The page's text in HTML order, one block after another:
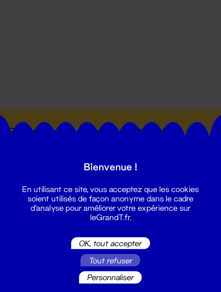
Suivez toutes les actualités du
Bienvenue !
En utilisant ce site, vous acceptez que les cookies
soient utilisés de façon anonyme dans le cadre
d'analyse pour améliorer votre expérience sur
leGrandT.fr.
OK, tout accepter
Tout refuser
Personnaliser